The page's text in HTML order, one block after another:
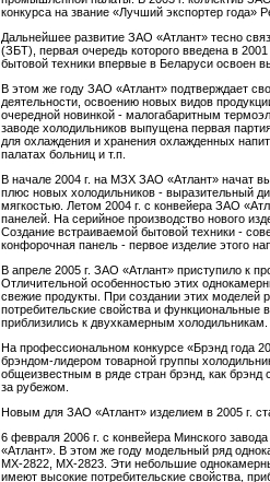
конкурса на звание «Лучший экспортер года»
Дальнейшее развитие ЗАО «Атлант» тесно
(ЗБТ), первая очередь которого введена в
бытовой техники впервые в Беларуси освоен
В этом же году ЗАО «Атлант» подтверждает
деятельности, освоению новых видов
очередной новинкой - малогабаритным
заводе холодильников выпущена первая
для охлаждения и хранения охлажденных
палатах больниц и т.п.
В начале 2004 г. на МЗХ ЗАО «Атлант» начат
плюс новых холодильников - выразительный
мягкостью. Летом 2004 г. с конвейера ЗАО
панелей. На серийное производство нового
Создание встраиваемой бытовой техники -
конфорочная панель - первое изделие этого
В апреле 2005 г. ЗАО «Атлант» приступило к
Отличительной особенностью этих
свежие продукты. При создании этих моделей
потребительские свойства и
приблизились к двухкамерным холодильникам.
На профессиональном конкурсе «Брэнд года
брэндом-лидером товарной группы
общеизвестным в ряде стран брэнд, как
за рубежом.
Новым для ЗАО «Атлант» изделием в 2005 г.
6 февраля 2006 г. с конвейера Минского
«Атлант». В этом же году модельный ряд
МХ-2822, МХ-2823. Эти небольшие
имеют высокие потребительские свойства,